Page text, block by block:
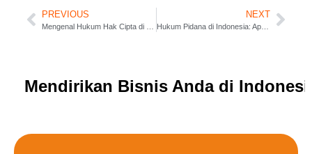
PREVIOUS NEXT
Hukum Pidana di Indonesia: Apa yang Perlu Anda Ketahui
Mendirikan Bisnis Anda di